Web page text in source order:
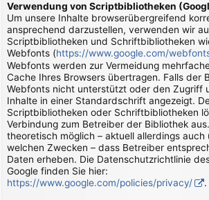
Verwendung von Scriptbibliotheken
Um unsere Inhalte browserübergreifend
ansprechend darzustellen, verwenden wir
Scriptbibliotheken und Schriftbibliotheken
Webfonts (https://www.google.com/
Webfonts werden zur Vermeidung
Cache Ihres Browsers übertragen. Falls der
Webfonts nicht unterstützt oder den Zugriff
Inhalte in einer Standardschrift angezeigt.
Scriptbibliotheken oder Schriftbibliotheken
Verbindung zum Betreiber der Bibliothek
theoretisch möglich – aktuell allerdings auch
welchen Zwecken – dass Betreiber
Daten erheben. Die Datenschutzrichtlinie
Google finden Sie hier:
https://www.google.com/policies/privacy/
.